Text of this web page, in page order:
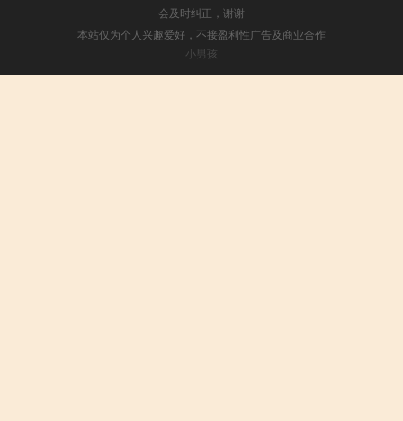
会及时纠正，谢谢
本站仅为个人兴趣爱好，不接盈利性广告及商业合作
小男孩